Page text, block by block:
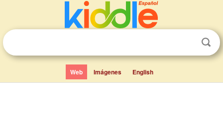
Web Imágenes English